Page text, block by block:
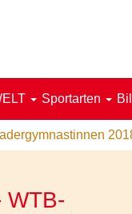
Sportarten
WTB-